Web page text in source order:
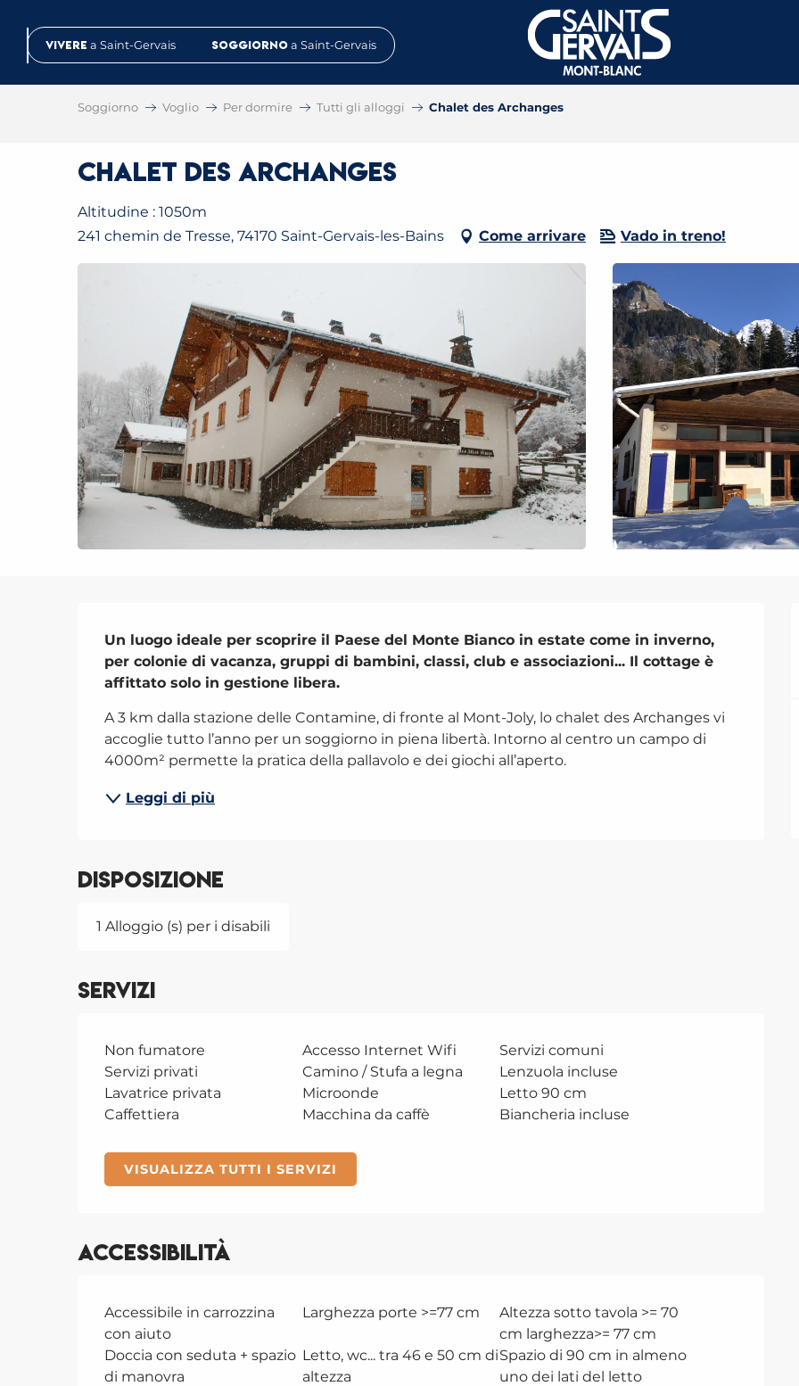
contenuVivere a Saint-Gervais Soggiorno a Saint-Gervais
Soggiorno Voglio Per dormire Tutti gli alloggi Chalet des Archanges
Chalet des Archanges
Altitudine : 1050m
241 chemin de Tresse, 74170 Saint-Gervais-les-Bains
Come arrivare Vado in treno!
Descrizione
Un luogo ideale per scoprire il Paese del Monte Bianco in estate come in inverno,
per colonie di vacanza, gruppi di bambini, classi, club e associazioni... Il cottage è
affittato solo in gestione libera.
A 3 km dalla stazione delle Contamine, di fronte al Mont-Joly, lo chalet des Archanges vi
accoglie tutto l’anno per un soggiorno in piena libertà. Intorno al centro un campo di
4000m² permette la pratica della pallavolo e dei giochi all’aperto.
Leggi di più
Disposizione
1 Alloggio (s) per i disabili
Servizi
Non fumatore Accesso Internet Wifi
Servizi comuni
Servizi privati
Camino / Stufa a legna
Lenzuola incluse
Lavatrice privata
Microonde
Letto 90 cm
Caffettiera
Macchina da caffè Biancheria incluse
VISUALIZZA TUTTI I SERVIZI
Accessibilità
Accessibile in carrozzina
con aiuto
Larghezza porte >=77 cm
Altezza sotto tavola >= 70
cm larghezza>= 77 cm
Doccia con seduta + spazio
di manovra
Letto, wc... tra 46 e 50 cm di
altezza
Spazio di 90 cm in almeno
uno dei lati del letto